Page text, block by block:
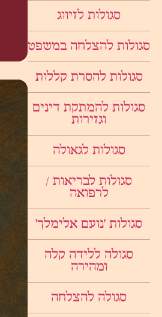
סגולות לזיווג
סגולות להצלחה במשפט
סגולות להסרת קללות
סגולות להמתקת דינים
וגזירות
סגולות לגאולה
סגולות לבריאות /
לרפואה
סגולות ׳נועם אלימלך׳
סגולה ללידה קלה
ומהירה
סגולה להצלחה